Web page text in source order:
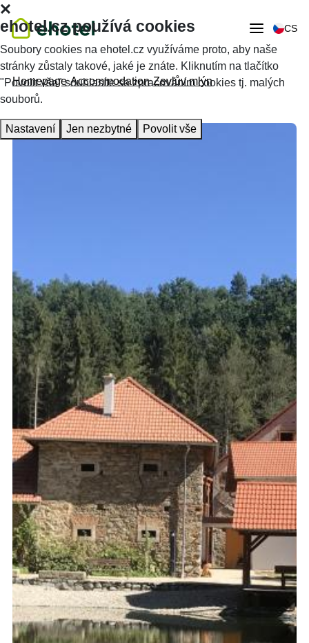
CS
Homepage Accommodation Zevlův mlýn
ehotel.cz používá cookies
Soubory cookies na ehotel.cz využíváme proto, aby naše
stránky zůstaly takové, jaké je znáte. Kliknutím na tlačítko
"Povolit vše" souhlasíte se zpracováním cookies tj. malých
souborů.
Nastavení Jen nezbytné Povolit vše